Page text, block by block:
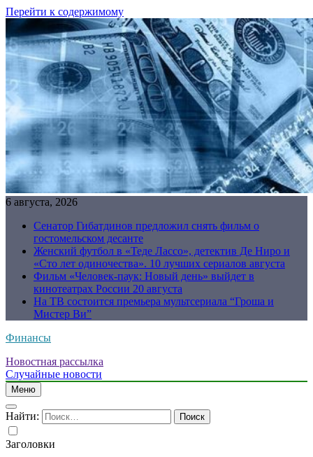
Перейти к содержимому
6 августа, 2026
Сенатор Гибатдинов предложил снять фильм о
гостомельском десанте
Женский футбол в «Теде Лассо», детектив Де Ниро и
«Сто лет одиночества». 10 лучших сериалов августа
Фильм «Человек-паук: Новый день» выйдет в
кинотеатрах России 20 августа
На ТВ состоится премьера мультсериала “Гроша и
Мистер Ви”
Финансы
Новостная рассылка
Случайные новости
Меню
Найти:
Заголовки